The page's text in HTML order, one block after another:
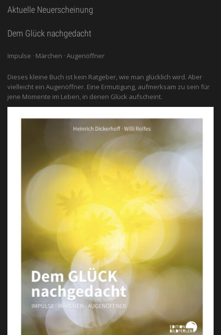
Aktuelle Neuerscheinung
Dem Glück nachgedacht
Impulse · Märchen · Augenöffner
Dieses kleine Buch ist kein Ratgeber, wie man glücklich wird. Aber
vielleicht ein Augenöffner. Eine Ermutigung, aufmerksam zu sein für
jene Momente im Leben, in denen Glück aufscheint.